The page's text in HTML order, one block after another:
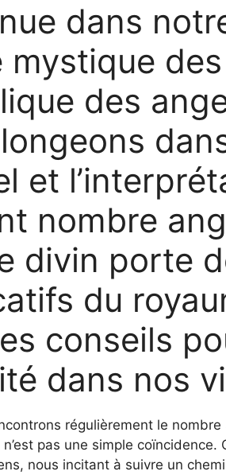
dans
mystique
des
et
nombre
divin porte
du
conseils
dans nos
régulièrement le
pas une simple coïncidence.
nous incitant à suivre un